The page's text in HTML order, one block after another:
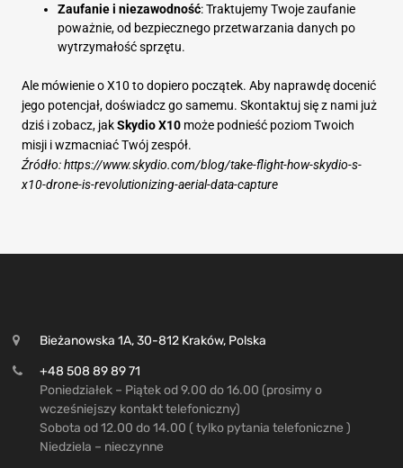
Zaufanie i niezawodność: Traktujemy Twoje zaufanie
poważnie, od bezpiecznego przetwarzania danych po
wytrzymałość sprzętu.
Ale mówienie o X10 to dopiero początek. Aby naprawdę docenić
jego potencjał, doświadcz go samemu. Skontaktuj się z nami już
dziś i zobacz, jakSkydio X10 może podnieść poziom Twoich
misji i wzmacniać Twój zespół.
Źródło: https://www.skydio.com/blog/take-flight-how-skydio-s-
x10-drone-is-revolutionizing-aerial-data-capture
Bieżanowska 1A, 30-812 Kraków, Polska
+48 508 89 89 71
Poniedziałek – Piątek od 9.00 do 16.00 (prosimy o
wcześniejszy kontakt telefoniczny)
Sobota od 12.00 do 14.00 ( tylko pytania telefoniczne )
Niedziela – nieczynne